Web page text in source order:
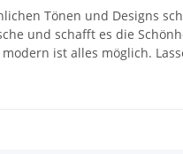
Tönen und Designs
und schafft es die
ist alles möglich.